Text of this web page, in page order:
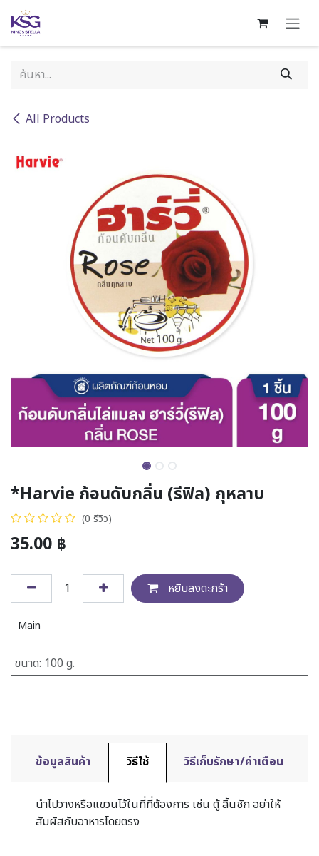
Skip to Content
All Products
*Harvie ก้อนดับกลิ่น (รีฟิล) กุหลาบ
(0 รีวิว)
35.00 ฿
หยิบลงตะกร้า
Main
ขนาด: 100 g.
ข้อมูลสินค้า วิธีใช้ วิธีเก็บรักษา/คำเตือน
นำไปวางหรือแขวนไว้ในที่ที่ต้องการ เช่น ตู้ ลิ้นชัก อย่าให้
สัมผัสกับอาหารโดยตรง